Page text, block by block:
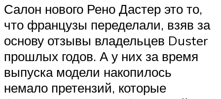
Салон нового Рено Дастер это то,
что французы переделали, взяв за
основу отзывы владельцев Duster
прошлых годов. А у них за время
выпуска модели накопилось
немало претензий, которые